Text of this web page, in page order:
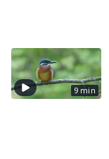
9 min